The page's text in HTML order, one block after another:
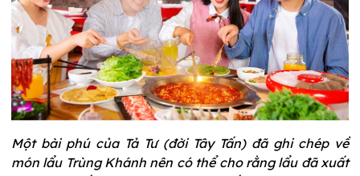
Một bài phú của Tả Tư (đời Tây Tấn) đã ghi chép về
món lẩu Trùng Khánh nên có thể cho rằng lẩu đã xuất